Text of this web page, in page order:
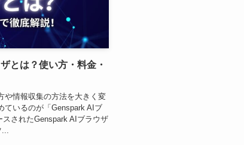
とは？使い方・料金・
や情報収集の方法を大きく変
ているのが「Genspark AIブ
されたGenspark AIブラウザ